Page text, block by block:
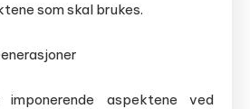
som skal brukes.
aspektene ved